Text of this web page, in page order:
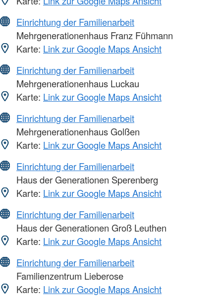
Einrichtung der Familienarbeit
Mehrgenerationenhaus Franz Fühmann
Karte: Link zur Google Maps Ansicht
Einrichtung der Familienarbeit
Mehrgenerationenhaus Luckau
Karte: Link zur Google Maps Ansicht
Einrichtung der Familienarbeit
Mehrgenerationenhaus Golßen
Karte: Link zur Google Maps Ansicht
Einrichtung der Familienarbeit
Haus der Generationen Sperenberg
Karte: Link zur Google Maps Ansicht
Einrichtung der Familienarbeit
Haus der Generationen Groß Leuthen
Karte: Link zur Google Maps Ansicht
Einrichtung der Familienarbeit
Familienzentrum Lieberose
Karte: Link zur Google Maps Ansicht